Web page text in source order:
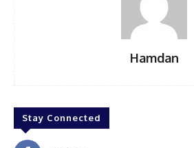
Hamdan
Stay Connected